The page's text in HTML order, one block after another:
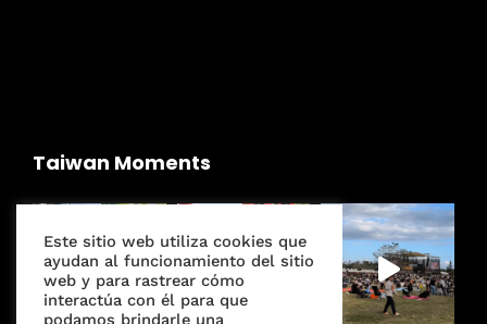
Taiwan Moments
Este sitio web utiliza cookies que
ayudan al funcionamiento del sitio
web y para rastrear cómo
interactúa con él para que
podamos brindarle una